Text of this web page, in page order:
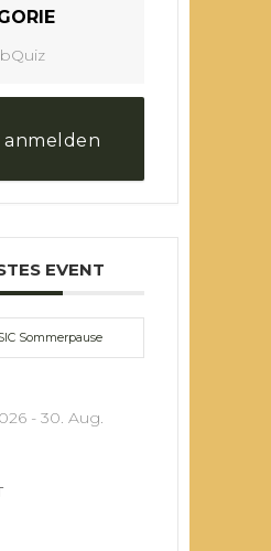
anmelden
EVENT
Sommerpause
- 30. Aug.